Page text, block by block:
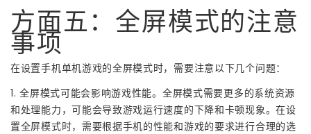
方面五：全屏模式的注意
事项
在设置手机单机游戏的全屏模式时，需要注意以下几个问题：
1. 全屏模式可能会影响游戏性能。全屏模式需要更多的系统资源
和处理能力，可能会导致游戏运行速度的下降和卡顿现象。在设
置全屏模式时，需要根据手机的性能和游戏的要求进行合理的选